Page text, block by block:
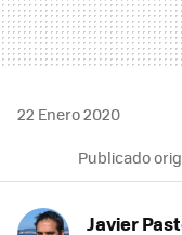
22 Enero 2020
Publicado
Javier